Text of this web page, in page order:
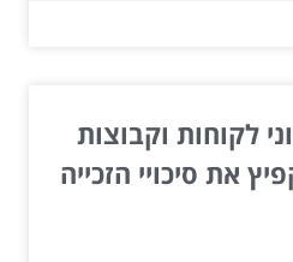
לקוחות וקבוצות
את סיכויי הזכייה